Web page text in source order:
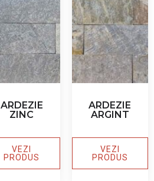
ARDEZIE
ZINC
VEZI
PRODUS
ARDEZIE
ARGINT
VEZI
PRODUS